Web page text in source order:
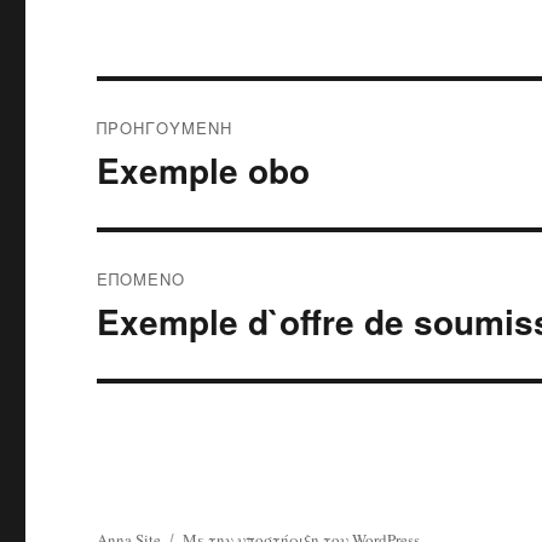
άρθρων
ΠΡΟΗΓΟΎΜΕΝΗ
Προηγούμενο
Exemple obo
ΕΠΌΜΕΝΟ
Επόμενο
Exemple d`offre de